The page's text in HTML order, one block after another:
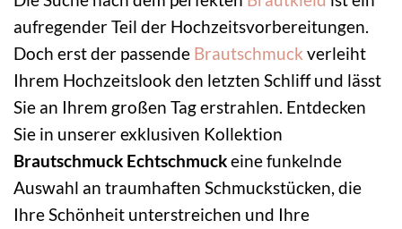
aufregender Teil der Hochzeitsvorbereitungen.
Doch erst der passende Brautschmuck verleiht
Ihrem Hochzeitslook den letzten Schliff und lässt
Sie an Ihrem großen Tag erstrahlen. Entdecken
Sie in unserer exklusiven Kollektion
Brautschmuck Echtschmuckeine funkelnde
Auswahl an traumhaften Schmuckstücken, die
Ihre Schönheit unterstreichen und Ihre